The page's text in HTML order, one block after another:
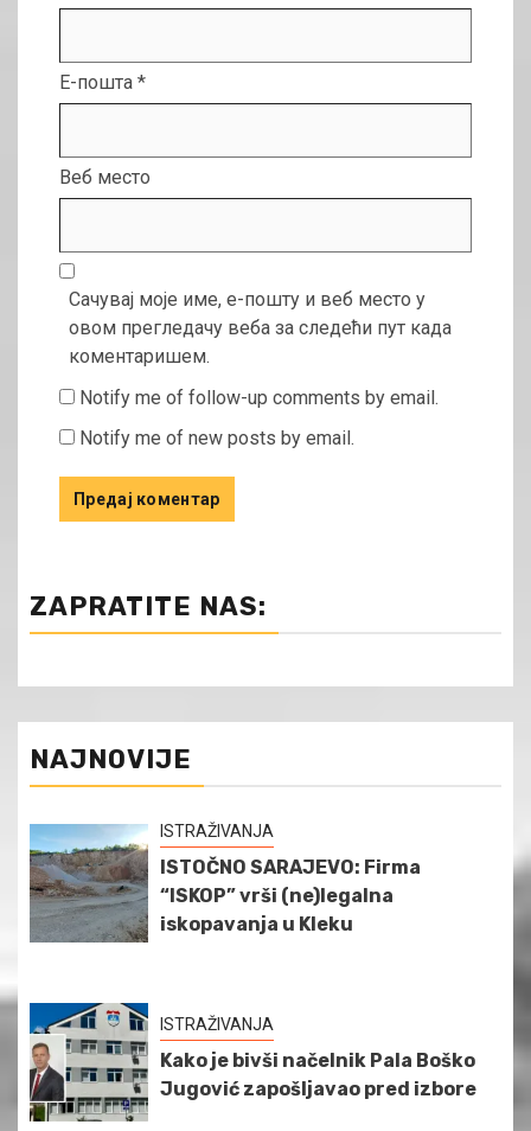
Е-пошта *
Веб место
Сачувај моје име, е-пошту и веб место у
овом прегледачу веба за следећи пут када
коментаришем.
Notify me of follow-up comments by email.
Notify me of new posts by email.
ZAPRATITE NAS:
NAJNOVIJE
ISTRAŽIVANJA
ISTOČNO SARAJEVO: Firma
“ISKOP” vrši (ne)legalna
iskopavanja u Kleku
ISTRAŽIVANJA
Kako je bivši načelnik Pala Boško
Jugović zapošljavao pred izbore